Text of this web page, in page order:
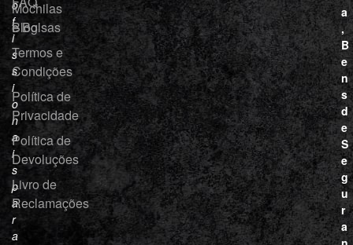
o
f
i
s
s
i
o
n
a
i
s
p
a
r
a
Mochilas
e Bolsas
Blog
Termos e
Condições
Política de
Privacidade
Política de
Devoluções
Livro de
Reclamações
a
,
B
e
n
s
d
e
S
e
g
u
r
a